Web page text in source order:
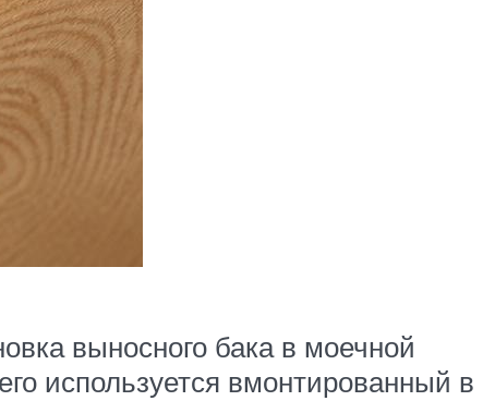
выносного бака в моечной
используется вмонтированный в